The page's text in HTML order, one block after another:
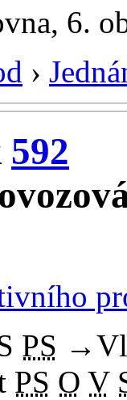
6.
›
592
PS →
PS O V